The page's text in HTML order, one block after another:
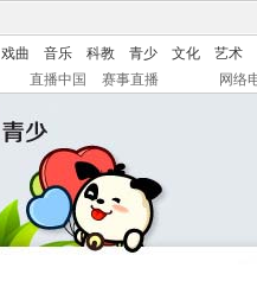
戏曲 音乐 科教 青少 文化
艺术
直播中国 赛事直播 网络